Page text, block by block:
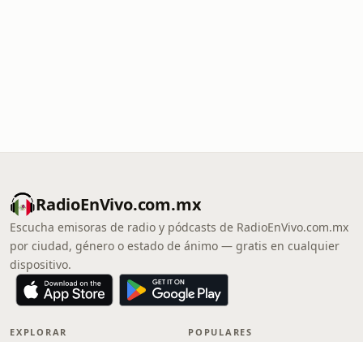
RadioEnVivo.com.mx
Escucha emisoras de radio y pódcasts de RadioEnVivo.com.mx
por ciudad, género o estado de ánimo — gratis en cualquier
dispositivo.
EXPLORAR POPULARES